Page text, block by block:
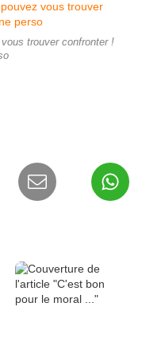
trouver confronter !